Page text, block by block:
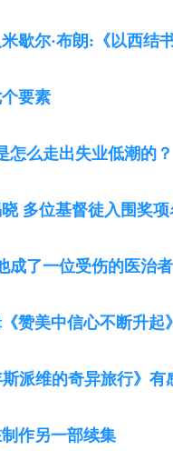
歇尔·布朗:《以西结
要素
怎么走出失业低潮的？
多位基督徒入围奖
成了一位受伤的医治者
赞美中信心不断升起
派维的奇异旅行》有
作另一部续集